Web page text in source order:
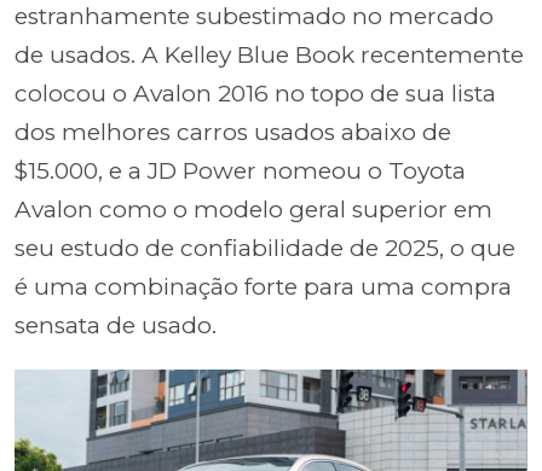
estranhamente subestimado no mercado
de usados. A Kelley Blue Book recentemente
colocou o Avalon 2016 no topo de sua lista
dos melhores carros usados abaixo de
$15.000, e a JD Power nomeou o Toyota
Avalon como o modelo geral superior em
seu estudo de confiabilidade de 2025, o que
é uma combinação forte para uma compra
sensata de usado.